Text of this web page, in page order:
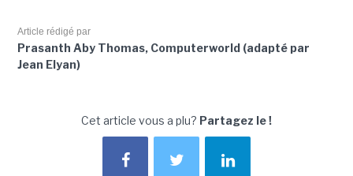
Article rédigé par
Prasanth Aby Thomas, Computerworld (adapté par
Jean Elyan)
Cet article vous a plu? Partagez le !